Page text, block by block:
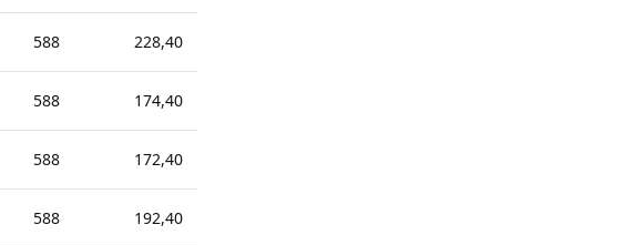
588 228,40
588 174,40
588 172,40
588 192,40